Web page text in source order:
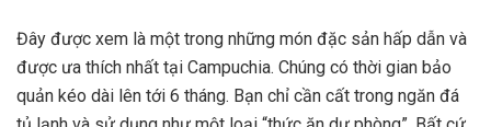
Đây được xem là một trong những món đặc sản hấp dẫn và
được ưa thích nhất tại Campuchia. Chúng có thời gian bảo
quản kéo dài lên tới 6 tháng. Bạn chỉ cần cất trong ngăn đá